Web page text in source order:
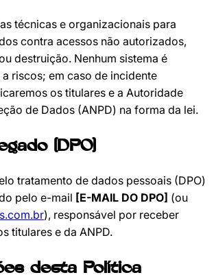
técnicas e organizacionais para
contra acessos não autorizados,
destruição. Nenhum sistema é
riscos; em caso de incidente
os titulares e a Autoridade
de Dados (ANPD) na forma da lei.
(DPO)
tratamento de dados pessoais (DPO)
pelo e-mail [E-MAIL DO DPO] (ou
), responsável por receber
titulares e da ANPD.
desta Política